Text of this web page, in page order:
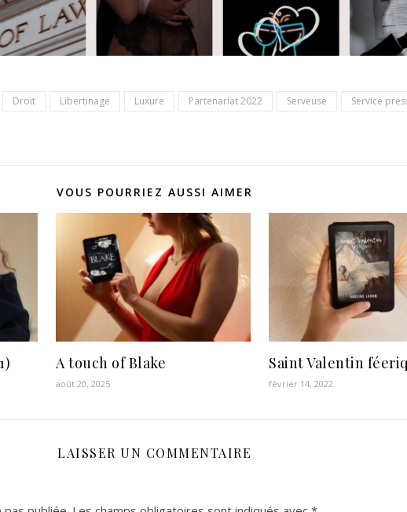
Droit Libertinage Luxure Partenariat 2022 Serveuse Service
VOUS POURRIEZ AUSSI AIMER
A touch of Blake
août 20, 2025
Saint Valentin
février 14, 2022
LAISSER UN COMMENTAIRE